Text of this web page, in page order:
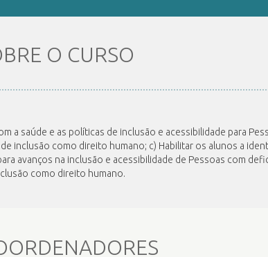
O CURSO
saúde e as políticas de inclusão e acessibilidade para
inclusão como direito humano; c) Habilitar os alunos a
avanços na inclusão e acessibilidade de Pessoas com
como direito humano.